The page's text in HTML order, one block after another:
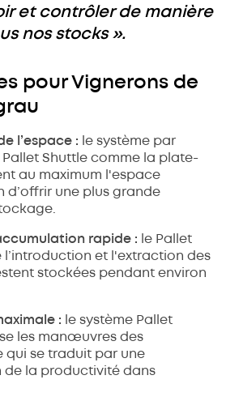
et contrôler de manière
nos stocks ».
pour Vignerons de
l’espace : le système par
Shuttle comme la plate-
au maximum l'espace
d’offrir une plus grande
rapide : le Pallet
l’introduction et l'extraction des
stockées pendant environ
:
le système Pallet
les manœuvres des
qui se traduit par une
de la productivité dans